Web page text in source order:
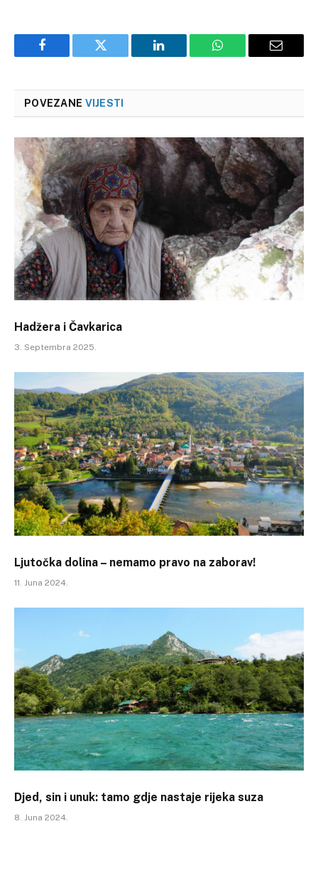
Facebook Twitter LinkedIn WhatsApp Email
POVEZANE VIJESTI
Hadžera i Čavkarica
3. Septembra 2025.
Ljutočka dolina – nemamo pravo na zaborav!
11. Juna 2024.
Djed, sin i unuk: tamo gdje nastaje rijeka suza
8. Juna 2024.